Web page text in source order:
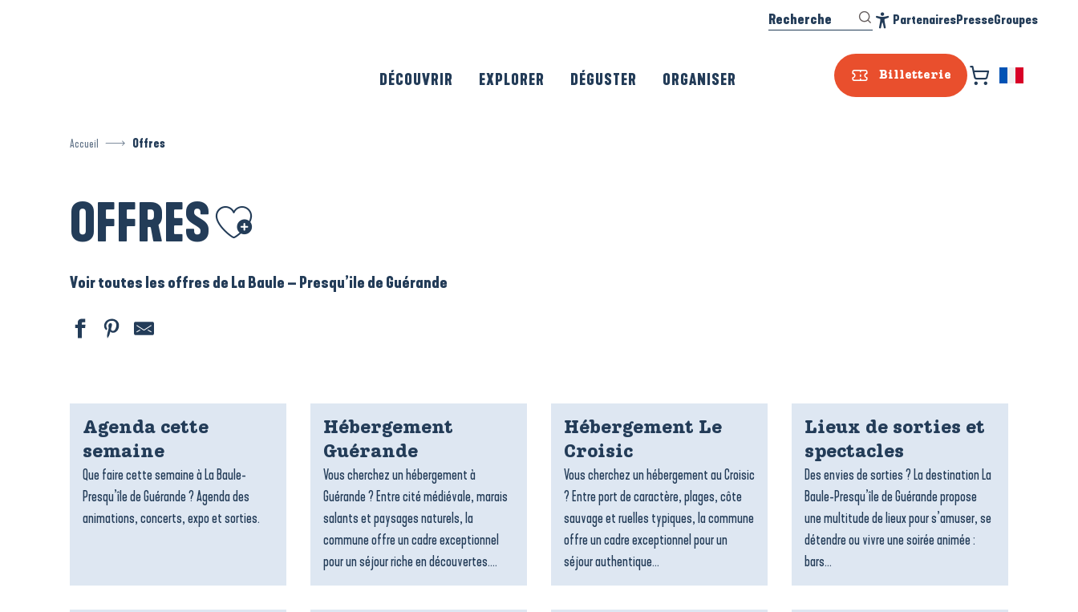
Billetterie
Recherche PartenairesPresseGroupes
DÉCOUVRIR EXPLORER DÉGUSTER ORGANISER
Accueil Offres
OFFRES Ajouter aux favoris
Voir toutes les offres de La Baule – Presqu’ile de Guérande
Agenda cette
semaine
Que faire cette semaine à La Baule-
Presqu’île de Guérande ? Agenda des
animations, concerts, expo et sorties.
Hébergement
Guérande
Vous cherchez un hébergement à
Guérande ? Entre cité médiévale, marais
salants et paysages naturels, la
commune offre un cadre exceptionnel
pour un séjour riche en découvertes....
Hébergement Le
Croisic
Vous cherchez un hébergement au Croisic
? Entre port de caractère, plages, côte
sauvage et ruelles typiques, la commune
offre un cadre exceptionnel pour un
séjour authentique...
Lieux de sorties et
spectacles
Des envies de sorties ? La destination La
Baule-Presqu’île de Guérande propose
une multitude de lieux pour s’amuser, se
détendre ou vivre une soirée animée :
bars...